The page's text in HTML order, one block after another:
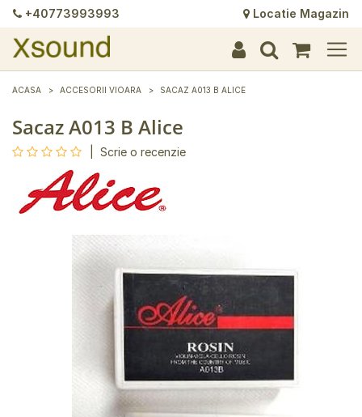
+40773993993 Locatie Magazin
+
+
+
+
+
+
+
+
+
+
+
+
+
+
ACASA ACCESORII VIOARA SACAZ A013 B ALICE
Sacaz A013 B Alice
Scrie o recenzie